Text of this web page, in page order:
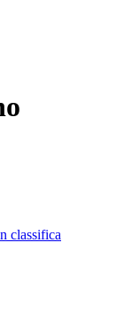
classifica